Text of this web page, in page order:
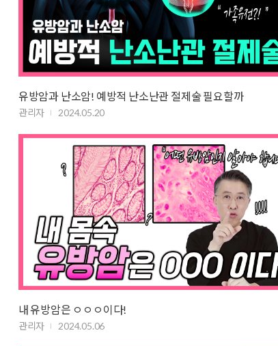
유방암과 난소암! 예방적 난소난관 절제술 필요할까
관리자 2024.05.20
내 유방암은 ㅇㅇㅇ이다!
관리자 2024.05.06